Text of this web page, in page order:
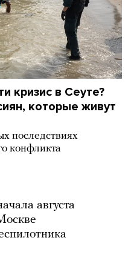
кризис в Сеуте?
которые живут
последствиях
конфликта
августа